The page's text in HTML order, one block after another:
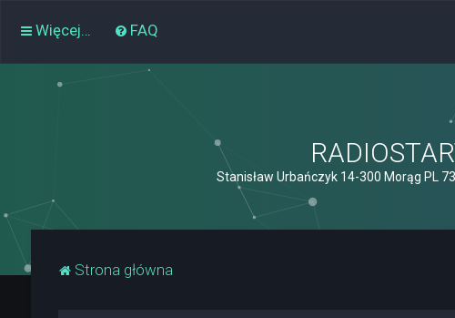
Więcej… FAQ
Stanisław Urbańczyk 14-300 Morąg PL
Strona główna